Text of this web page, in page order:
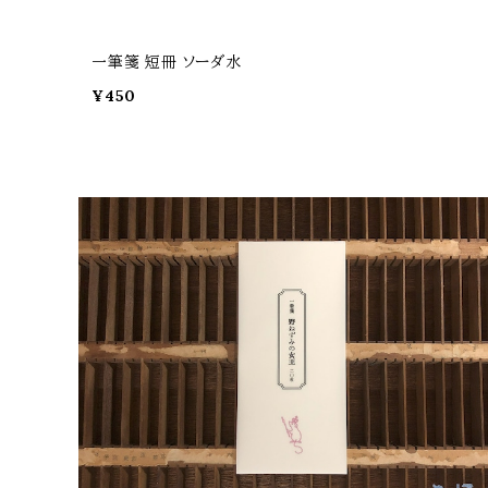
一筆箋 短冊 ソーダ水
¥450